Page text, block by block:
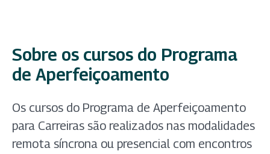
Sobre os cursos do Programa
de Aperfeiçoamento
Os cursos do Programa de Aperfeiçoamento
para Carreiras são realizados nas modalidades
remota síncrona ou presencial com encontros